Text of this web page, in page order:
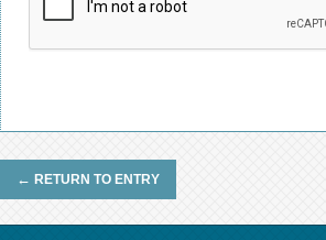
← RETURN TO ENTRY